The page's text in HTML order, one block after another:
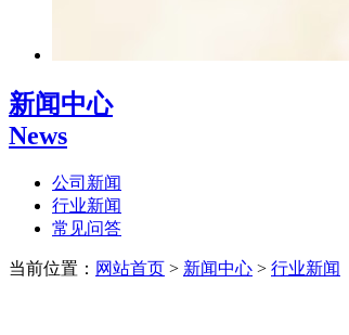
新闻中心
News
公司新闻
行业新闻
常见问答
当前位置： 网站首页 > 新闻中心 > 行业新闻